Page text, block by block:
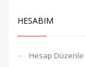
HESABIM
Hesap Düzenle